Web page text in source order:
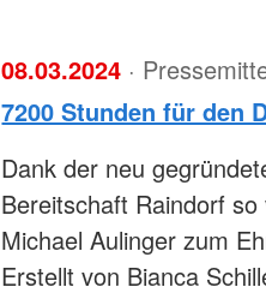
08.03.2024 ·
7200 Stunden für den
Dank der neu
Bereitschaft Raindorf
Michael Aulinger zum
Erstellt von Bianca